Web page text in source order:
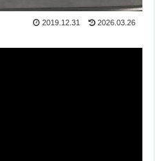
2019.12.31 2026.03.26